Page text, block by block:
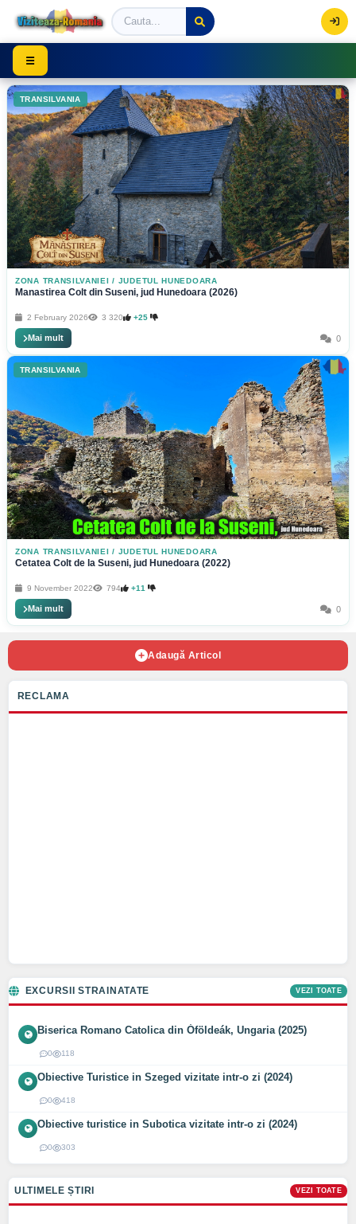
Viziteaza Romania | Obiective Turistice | Trasee
☰
TRANSILVANIA
ZONA TRANSILVANIEI / JUDETUL HUNEDOARA
Manastirea Colt din Suseni, jud Hunedoara (2026)
2 February 2026 3 320 +25
Mai mult 0
TRANSILVANIA
ZONA TRANSILVANIEI / JUDETUL HUNEDOARA
Cetatea Colt de la Suseni, jud Hunedoara (2022)
9 November 2022 794 +11
Mai mult 0
Adaugă Articol
RECLAMA
EXCURSII STRAINATATE VEZI TOATE
Biserica Romano Catolica din Óföldeák, Ungaria (2025)
0 118
Obiective Turistice in Szeged vizitate intr-o zi (2024)
0 418
Obiective turistice in Subotica vizitate intr-o zi (2024)
0 303
ULTIMELE ȘTIRI VEZI TOATE